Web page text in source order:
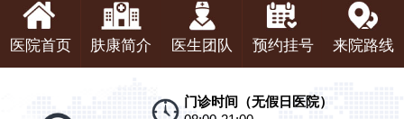
医院首页 肤康简介 医生团队 预约挂号 来院路线
门诊时间（无假日医院）